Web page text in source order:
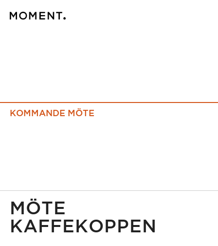
KOMMANDE MÖTE
MÖTE
KAFFEKOPPEN